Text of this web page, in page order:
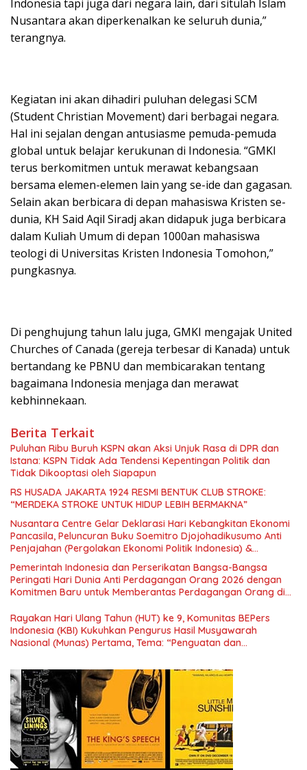
Indonesia tapi juga dari negara lain, dari situlah Islam
Nusantara akan diperkenalkan ke seluruh dunia,”
terangnya.
Kegiatan ini akan dihadiri puluhan delegasi SCM
(Student Christian Movement) dari berbagai negara.
Hal ini sejalan dengan antusiasme pemuda-pemuda
global untuk belajar kerukunan di Indonesia. “GMKI
terus berkomitmen untuk merawat kebangsaan
bersama elemen-elemen lain yang se-ide dan gagasan.
Selain akan berbicara di depan mahasiswa Kristen se-
dunia, KH Said Aqil Siradj akan didapuk juga berbicara
dalam Kuliah Umum di depan 1000an mahasiswa
teologi di Universitas Kristen Indonesia Tomohon,”
pungkasnya.
Di penghujung tahun lalu juga, GMKI mengajak United
Churches of Canada (gereja terbesar di Kanada) untuk
bertandang ke PBNU dan membicarakan tentang
bagaimana Indonesia menjaga dan merawat
kebhinnekaan.
Berita Terkait
Puluhan Ribu Buruh KSPN akan Aksi Unjuk Rasa di DPR dan
Istana: KSPN Tidak Ada Tendensi Kepentingan Politik dan
Tidak Dikooptasi oleh Siapapun
RS HUSADA JAKARTA 1924 RESMI BENTUK CLUB STROKE:
“MERDEKA STROKE UNTUK HIDUP LEBIH BERMAKNA”
Nusantara Centre Gelar Deklarasi Hari Kebangkitan Ekonomi
Pancasila, Peluncuran Buku Soemitro Djojohadikusumo Anti
Penjajahan (Pergolakan Ekonomi Politik Indonesia) &
Simposium Nasional “Urgensi Undang-Undang Perekonomian
Nasional dan Kesejahteraan Sosial dalam Menata Bangsa
Menuju Indonesia Emas 2045”,
Pemerintah Indonesia dan Perserikatan Bangsa-Bangsa
Peringati Hari Dunia Anti Perdagangan Orang 2026 dengan
Komitmen Baru untuk Memberantas Perdagangan Orang di
Rayakan Hari Ulang Tahun (HUT) ke 9, Komunitas BEPers
Indonesia (KBI) Kukuhkan Pengurus Hasil Musyawarah
Nasional (Munas) Pertama, Tema: “Penguatan dan
Indonesia dan Mancanegara”.